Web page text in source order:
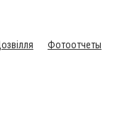
Фотоотчеты